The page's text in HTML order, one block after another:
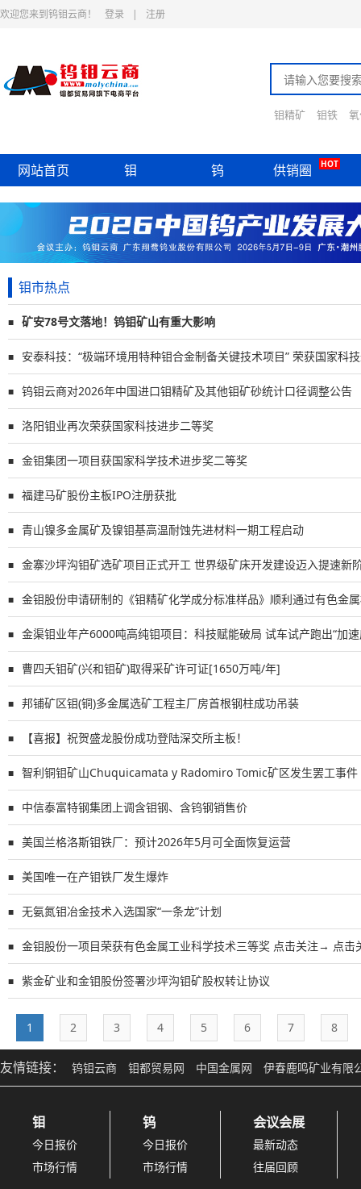
欢迎您来到钨钼云商！ 登录 | 注册
钼精矿 钼铁
网站首页 钼 钨 供销圈 HOT
钼市热点
■ 矿安78号文落地！钨钼矿山有重大影响
■ 安泰科技：“极端环境用特种钼合金制备关键技术项目” 荣获国家科
■ 钨钼云商对2026年中国进口钼精矿及其他钼矿砂统计口径调整公告
■ 洛阳钼业再次荣获国家科技进步二等奖
■ 金钼集团一项目获国家科学技术进步奖二等奖
■ 福建马矿股份主板IPO注册获批
■ 青山镍多金属矿及镍钼基高温耐蚀先进材料一期工程启动
■ 金寨沙坪沟钼矿选矿项目正式开工 世界级矿床开发建设迈入提速新
■ 金钼股份申请研制的《钼精矿化学成分标准样品》顺利通过有色金
■ 金渠钼业年产6000吨高纯钼项目：科技赋能破局 试车试产跑出“加速
■ 曹四夭钼矿(兴和钼矿)取得采矿许可证[1650万吨/年]
■ 邦铺矿区钼(铜)多金属选矿工程主厂房首根钢柱成功吊装
■ 【喜报】祝贺盛龙股份成功登陆深交所主板！
■ 智利铜钼矿山Chuquicamata y Radomiro Tomic矿区发生罢工事件
■ 中信泰富特钢集团上调含钼钢、含钨钢销售价
■ 美国兰格洛斯钼铁厂：预计2026年5月可全面恢复运营
■ 美国唯一在产钼铁厂发生爆炸
■ 无氨氮钼冶金技术入选国家“一条龙”计划
■ 金钼股份一项目荣获有色金属工业科学技术三等奖 点击关注→ 点
■ 紫金矿业和金钼股份签署沙坪沟钼矿股权转让协议
1 2 3 4 5 6 7 8
友情链接： 钨钼云商 钼都贸易网 中国金属网 伊春鹿鸣矿业有限
钼
今日报价
市场行情
钨
今日报价
市场行情
会议会展
最新动态
往届回顾